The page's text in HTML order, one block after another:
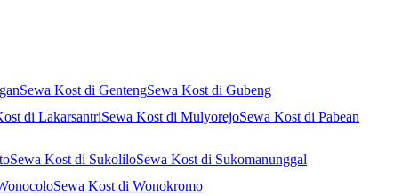
Sewa Kost di GentengSewa Kost di Gubeng
di LakarsantriSewa Kost di MulyorejoSewa Kost di Pabean
Sewa Kost di SukoliloSewa Kost di Sukomanunggal
Sewa Kost di Wonokromo